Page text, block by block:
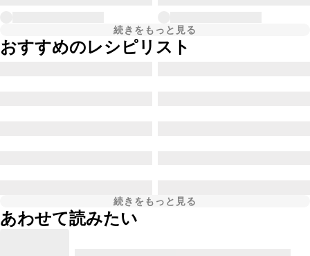
続きをもっと見る
おすすめのレシピリスト
続きをもっと見る
あわせて読みたい